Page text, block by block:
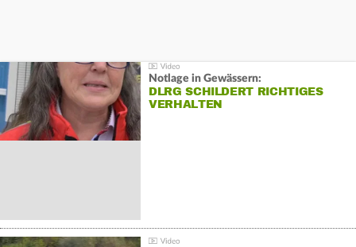
Notlage in Gewässern:
DLRG SCHILDERT RICHTIGES
VERHALTEN